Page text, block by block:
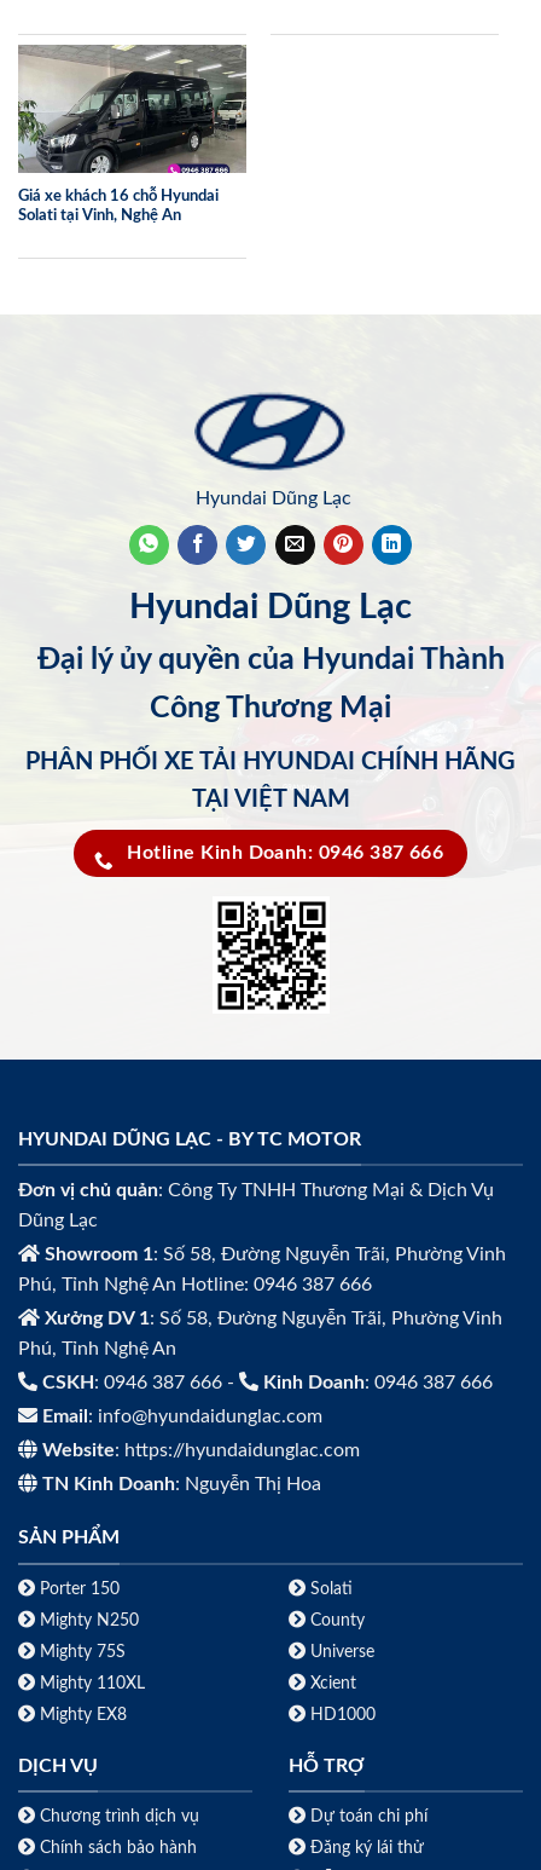
Giá xe khách 16 chỗ Hyundai
Solati tại Vinh, Nghệ An
Hyundai Dũng Lạc
Hyundai Dũng Lạc
Đại lý ủy quyền của Hyundai Thành
Công Thương Mại
PHÂN PHỐI XE TẢI HYUNDAI CHÍNH HÃNG
TẠI VIỆT NAM
Hotline Kinh Doanh: 0946 387 666
HYUNDAI DŨNG LẠC - BY TC MOTOR
Đơn vị chủ quản: Công Ty TNHH Thương Mại & Dịch Vụ
Dũng Lạc
Showroom 1: Số 58, Đường Nguyễn Trãi, Phường Vinh
Phú, Tỉnh Nghệ An Hotline: 0946 387 666
Xưởng DV 1: Số 58, Đường Nguyễn Trãi, Phường Vinh
Phú, Tỉnh Nghệ An
CSKH : 0946 387 666 - Kinh Doanh: 0946 387 666
Email : info@hyundaidunglac.com
Website: https://hyundaidunglac.com
TN Kinh Doanh: Nguyễn Thị Hoa
SẢN PHẨM
Porter 150
Mighty N250
Mighty 75S
Mighty 110XL
Mighty EX8
Solati
County
Universe
Xcient
HD1000
DỊCH VỤ
Chương trình dịch vụ
Chính sách bảo hành
HỖ TRỢ
Dự toán chi phí
Đăng ký lái thử